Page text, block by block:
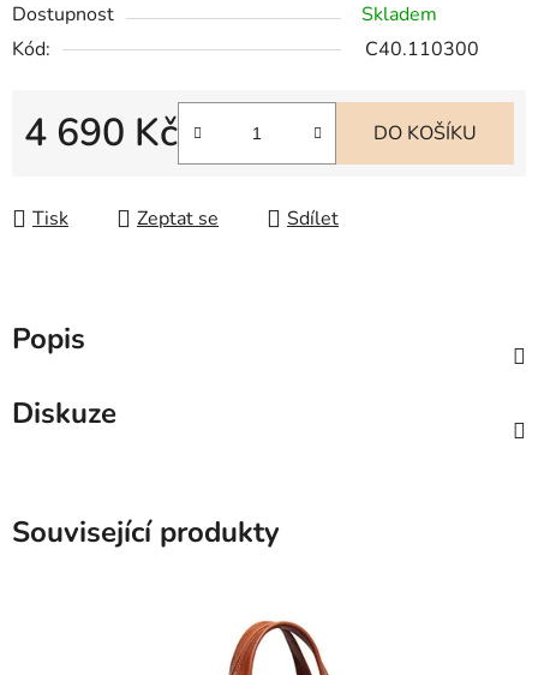
Dostupnost
Skladem
Kód:
C40.110300
4 690 Kč DO KOŠÍKU
Tisk Zeptat se Sdílet
Popis
Diskuze
Související produkty